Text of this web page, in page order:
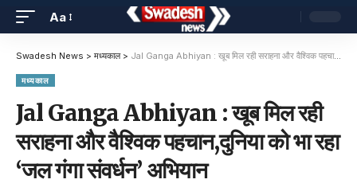
Aa
Swadesh News > मध्यकाल> Jal Ganga Abhiyan : खूब मिल रही सराहना और वैश्विक पहचान,दुनिया को भा रहा ‘जल गंगा संवर्धन’ अभियान
मध्यकाल
Jal Ganga Abhiyan : खूब मिल रही
सराहना और वैश्विक पहचान,दुनिया को भा रहा
‘जल गंगा संवर्धन’ अभियान